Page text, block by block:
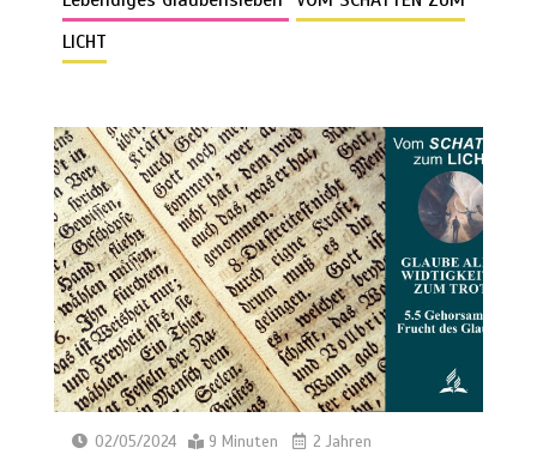
LICHT
02/05/2024 9 Minuten 2 Jahren